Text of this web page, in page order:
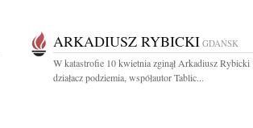
ARKADIUSZ RYBICKI GDAŃSK
W katastrofie 10 kwietnia zginął Arkadiusz Rybicki
działacz podziemia, współautor Tablic...